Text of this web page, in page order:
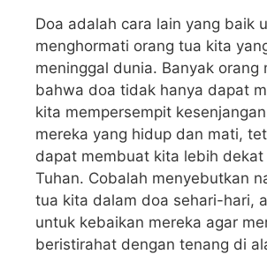
Doa adalah cara lain yang baik
menghormati orang tua kita
meninggal dunia. Banyak orang
bahwa doa tidak hanya dapat
kita mempersempit
mereka yang hidup dan mati,
dapat membuat kita lebih dekat
Tuhan. Cobalah menyebutkan
tua kita dalam doa sehari-hari,
untuk kebaikan mereka agar
beristirahat dengan tenang di